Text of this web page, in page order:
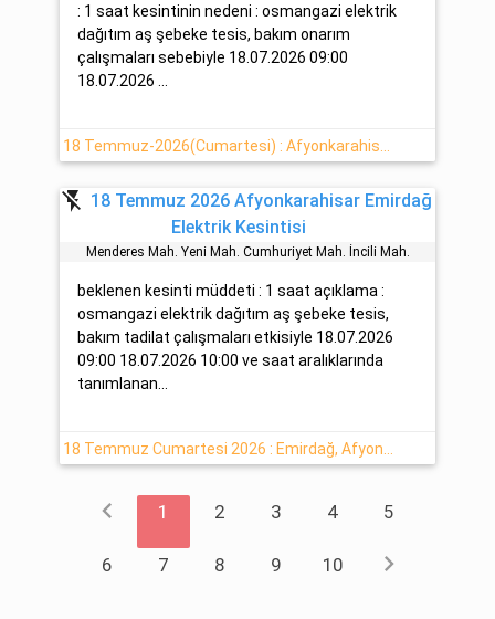
: 1 saat kesintinin nedeni : osmangazi elektrik
dağıtım aş şebeke tesis, bakım onarım
çalışmaları sebebiyle 18.07.2026 09:00
18.07.2026 ...
flash_off 18 Temmuz 2026 Afyonkarahisar Emirdağ
Elektrik Kesintisi
Menderes Mah. Yeni̇ Mah. Cumhuri̇yet Mah. İnci̇li̇ Mah.
beklenen kesinti müddeti : 1 saat açıklama :
osmangazi elektrik dağıtım aş şebeke tesis,
bakım tadilat çalışmaları etkisiyle 18.07.2026
09:00 18.07.2026 10:00 ve saat aralıklarında
tanımlanan...
chevron_left 1 2 3 4 5
6 7 8 9 10 chevron_right